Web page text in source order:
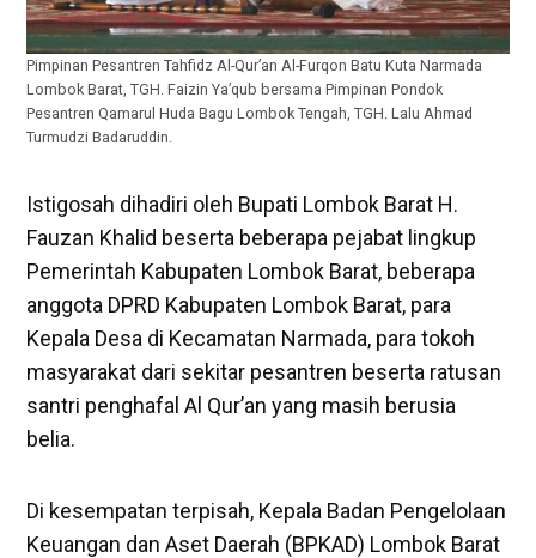
Pimpinan Pesantren Tahfidz Al-Qur’an Al-Furqon Batu Kuta Narmada
Lombok Barat, TGH. Faizin Ya’qub bersama Pimpinan Pondok
Pesantren Qamarul Huda Bagu Lombok Tengah, TGH. Lalu Ahmad
Turmudzi Badaruddin.
Istigosah dihadiri oleh Bupati Lombok Barat H.
Fauzan Khalid beserta beberapa pejabat lingkup
Pemerintah Kabupaten Lombok Barat, beberapa
anggota DPRD Kabupaten Lombok Barat, para
Kepala Desa di Kecamatan Narmada, para tokoh
masyarakat dari sekitar pesantren beserta ratusan
santri penghafal Al Qur’an yang masih berusia
belia.
Di kesempatan terpisah, Kepala Badan Pengelolaan
Keuangan dan Aset Daerah (BPKAD) Lombok Barat